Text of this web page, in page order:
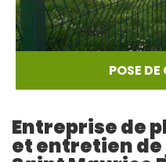
POSE
Entreprise de
et entretien